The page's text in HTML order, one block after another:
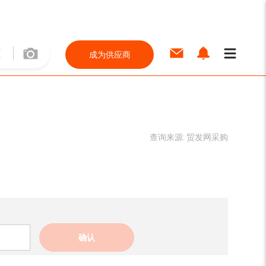
成为供应商
查询来源: 贸发网采购
确认